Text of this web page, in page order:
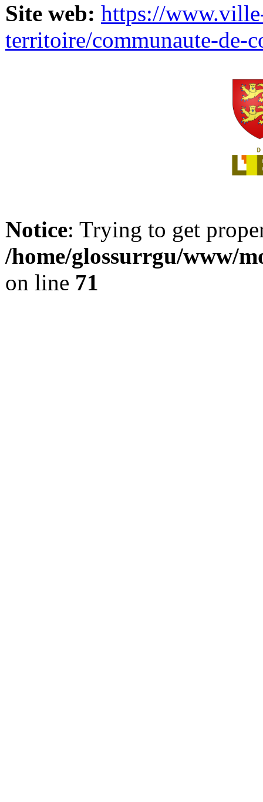
Site web: https://
territoire/communaute-de-
Notice: Trying to get
/home/glossurrgu/www/
on line 71